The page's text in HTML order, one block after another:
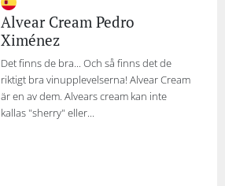
Alvear Cream Pedro
Ximénez
Det finns de bra... Och så finns det de
riktigt bra vinupplevelserna! Alvear Cream
är en av dem. Alvears cream kan inte
kallas "sherry" eller...